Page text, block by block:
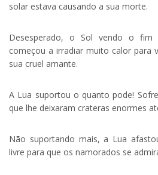
solar estava causando a sua morte.
Desesperado, o Sol vendo o fim
começou a irradiar muito calor para
sua cruel amante.
A Lua suportou o quanto pode!
que lhe deixaram crateras enormes
Não suportando mais, a Lua
livre para que os namorados se